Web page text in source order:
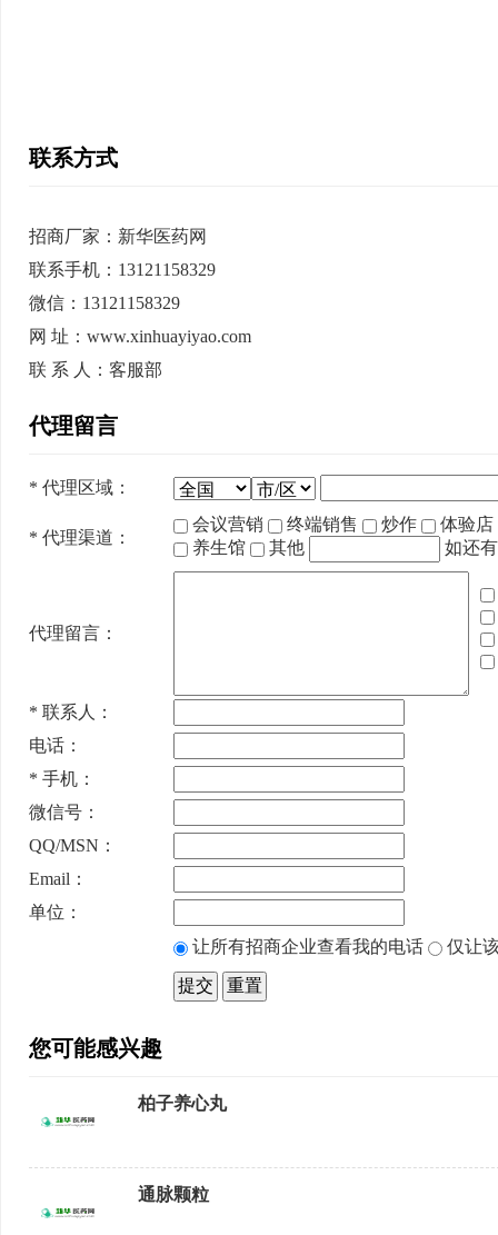
联系方式
招商厂家：新华医药网
联系手机：13121158329
微信：13121158329
网 址：www.xinhuayiyao.com
联 系 人：客服部
代理留言
* 代理区域：
* 代理渠道：
会议营销 终端销售 炒作
体验店
养生馆
其他 如还
代理留言：
* 联系人：
电话：
* 手机：
微信号：
QQ/MSN：
Email：
单位：
让所有招商企业查看我的电话
仅让
您可能感兴趣
柏子养心丸
通脉颗粒